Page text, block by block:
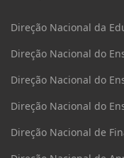
Direção Nacional da
Direção Nacional do
Direção Nacional do
Direção Nacional do
Direção Nacional de